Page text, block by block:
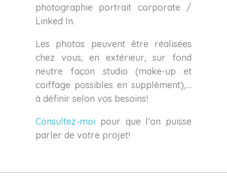
photographie portrait corporate /
Linked In.
Les photos peuvent être réalisées
chez vous, en extérieur, sur fond
neutre façon studio (make-up et
coiffage possibles en supplément),…
à définir selon vos besoins!
Consultez-moi pour que l’on puisse
parler de votre projet!